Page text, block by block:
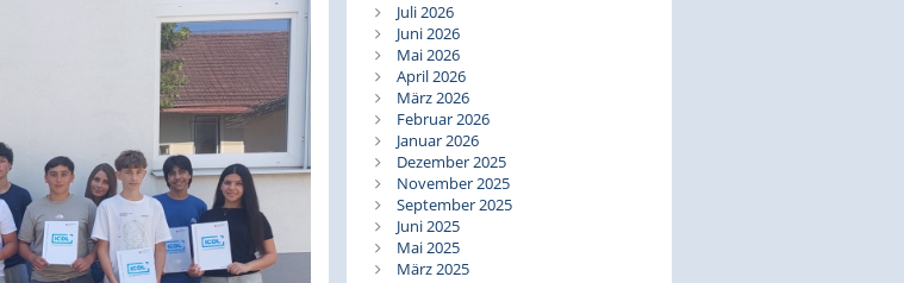
Juli 2026
Juni 2026
Mai 2026
April 2026
März 2026
Februar 2026
Januar 2026
Dezember 2025
November 2025
September 2025
Juni 2025
Mai 2025
März 2025